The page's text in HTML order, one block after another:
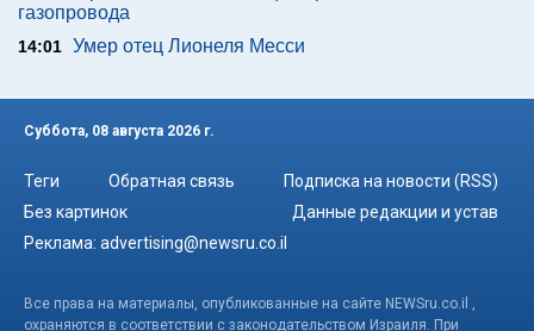
газопровода
14:01 Умер отец Лионеля Месси
Суббота, 08 августа 2026 г.
Теги Обратная связь
Подписка на новости (RSS)
Без картинок
Данные редакции и устав
Реклама: advertising@newsru.co.il
Все права на материалы, опубликованные на сайте NEWSru.co.il ,
охраняются в соответствии с законодательством Израиля. При